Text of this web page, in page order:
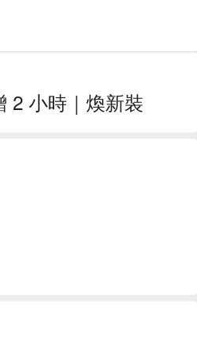
2 小時｜煥新裝